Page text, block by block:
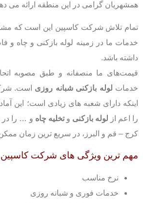
همشهریان گرامی در این منطقه ارائه می
تمام تلاش شرکت کاسپین این است که
خدمات ما در زمینه لوله بازکنی و چاه و
داشته باشد.
قیمت‌های ما منصفانه و طبق مصوبه
خدمات لوله بازکنی شبانه روزی است.
اینکه دارای شعبه های زیادی است؛ این
را اعم از لوله بازکنی وتخلیه چاه و … را در
کرج – قم و البرز، در سریع ترین زمان ممکن
مهم ترین ویژگی های شرکت کاسپین
نرخ مناسب
خدمات فوری و شبانه روزی